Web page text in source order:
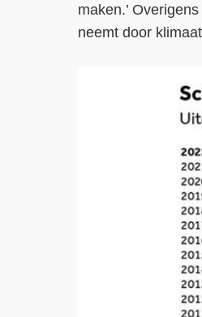
maken.’
neemt door